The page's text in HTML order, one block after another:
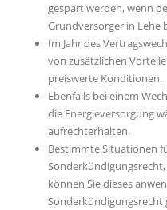
gespart werden, wenn
Grundversorger in Lehe
Im Jahr des
von zusätzlichen
preiswerte Konditionen.
Ebenfalls bei einem
die Energieversorgung
aufrechterhalten.
Bestimmte Situationen
können Sie dieses
Sonderkündigungsrecht